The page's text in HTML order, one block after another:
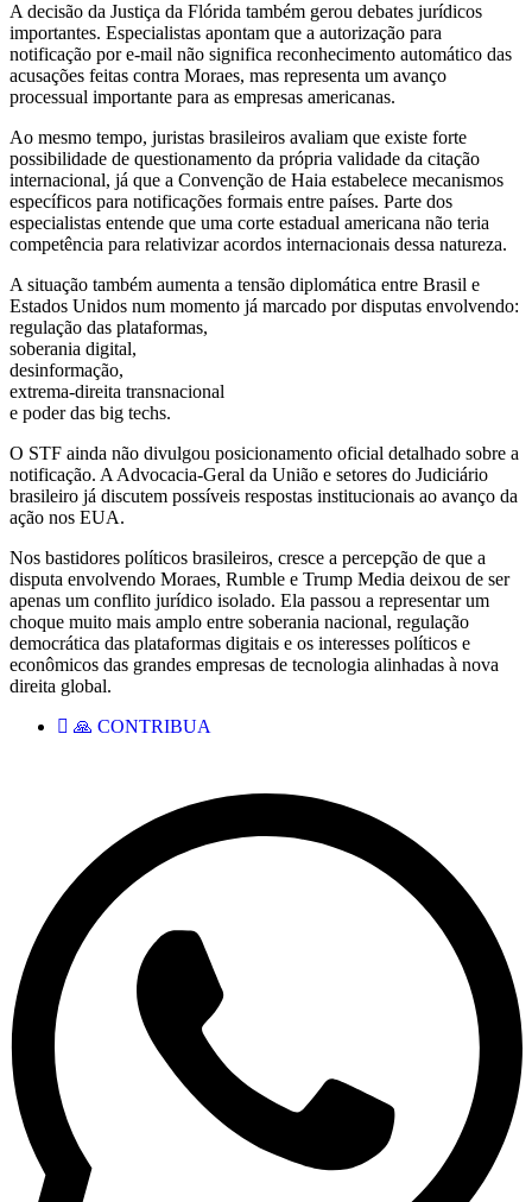
A decisão da Justiça da Flórida também gerou debates jurídicos
importantes. Especialistas apontam que a autorização para
notificação por e-mail não significa reconhecimento automático das
acusações feitas contra Moraes, mas representa um avanço
processual importante para as empresas americanas.
Ao mesmo tempo, juristas brasileiros avaliam que existe forte
possibilidade de questionamento da própria validade da citação
internacional, já que a Convenção de Haia estabelece mecanismos
específicos para notificações formais entre países. Parte dos
especialistas entende que uma corte estadual americana não teria
competência para relativizar acordos internacionais dessa natureza.
A situação também aumenta a tensão diplomática entre Brasil e
Estados Unidos num momento já marcado por disputas envolvendo:
regulação das plataformas,
soberania digital,
desinformação,
extrema-direita transnacional
e poder das big techs.
O STF ainda não divulgou posicionamento oficial detalhado sobre a
notificação. A Advocacia-Geral da União e setores do Judiciário
brasileiro já discutem possíveis respostas institucionais ao avanço da
ação nos EUA.
Nos bastidores políticos brasileiros, cresce a percepção de que a
disputa envolvendo Moraes, Rumble e Trump Media deixou de ser
apenas um conflito jurídico isolado. Ela passou a representar um
choque muito mais amplo entre soberania nacional, regulação
democrática das plataformas digitais e os interesses políticos e
econômicos das grandes empresas de tecnologia alinhadas à nova
direita global.
🙏 CONTRIBUA